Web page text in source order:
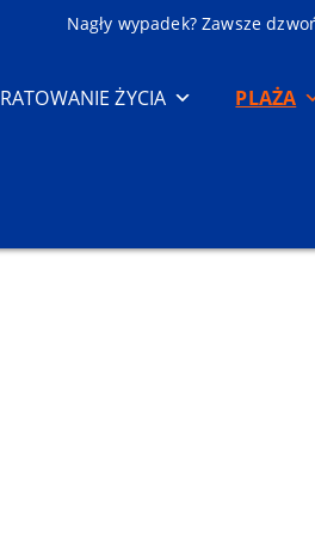
Nagły wypadek? Zawsze
RATOWANIE ŻYCIA PLAŻA